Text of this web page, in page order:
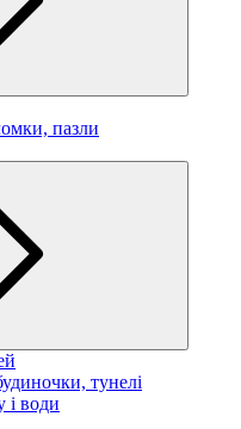
пазли
тунелі
і води